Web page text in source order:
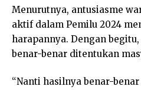
Menurutnya, antusiasme
aktif dalam Pemilu 2024
harapannya. Dengan
benar-benar ditentukan
“Nanti hasilnya benar-